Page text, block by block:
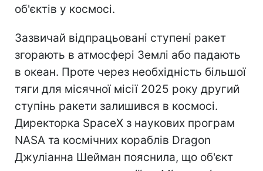
об'єктів у космосі.
Зазвичай відпрацьовані ступені ракет
згорають в атмосфері Землі або падають
в океан. Проте через необхідність більшої
тяги для місячної місії 2025 року другий
ступінь ракети залишився в космосі.
Директорка SpaceX з наукових програм
NASA та космічних кораблів Dragon
Джуліанна Шейман пояснила, що об'єкт